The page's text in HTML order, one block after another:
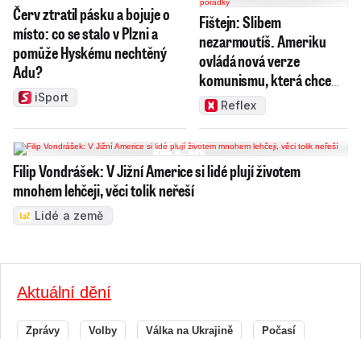
Červ ztratil pásku a bojuje o
místo: co se stalo v Plzni a
pomůže Hyskému nechtěný
Adu?
iSport
Fištejn: Slibem
nezarmoutíš. Ameriku
ovládá nová verze
komunismu, která chce
měnit zajeté pořádky
Reflex
Filip Vondrášek: V Jižní Americe si lidé plují životem
mnohem lehčeji, věci tolik neřeší
Lidé a země
Aktuální dění
Zprávy Volby Válka na Ukrajině Počasí